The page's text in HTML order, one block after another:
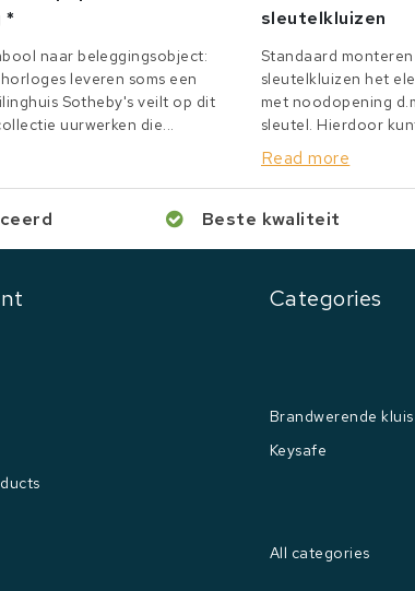
*
naar beleggingsobject:
leveren soms een
Sotheby's veilt op dit
uurwerken die...
sleutelkluizen
Standaard
sleutelkluizen het
met noodopening
sleutel. Hierdoor
Read more
Beste kwaliteit
Categories
Brandwerende kluis
Keysafe
All categories